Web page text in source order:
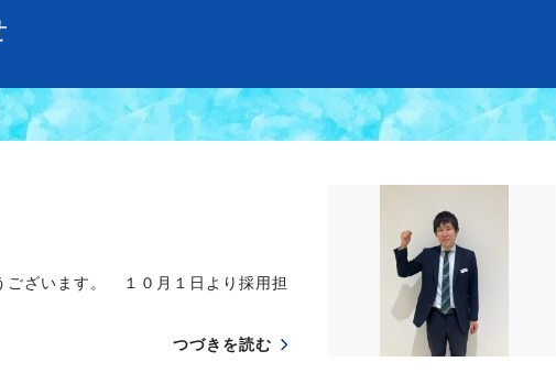
ございます。 １０月１日より採用担
つづきを読む